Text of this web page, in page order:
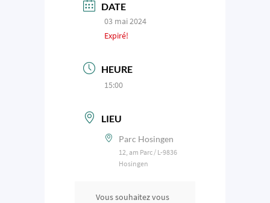
DATE
03 mai 2024
Expiré!
HEURE
15:00
LIEU
Parc Hosingen
12, am Parc / L-9836
Hosingen
Vous souhaitez vous